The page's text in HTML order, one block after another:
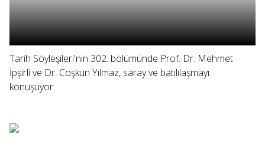
Tarih Söyleşileri'nin 302. bölümünde Prof. Dr. Mehmet
İpşirli ve Dr. Coşkun Yılmaz, saray ve batılılaşmayı
konuşuyor.